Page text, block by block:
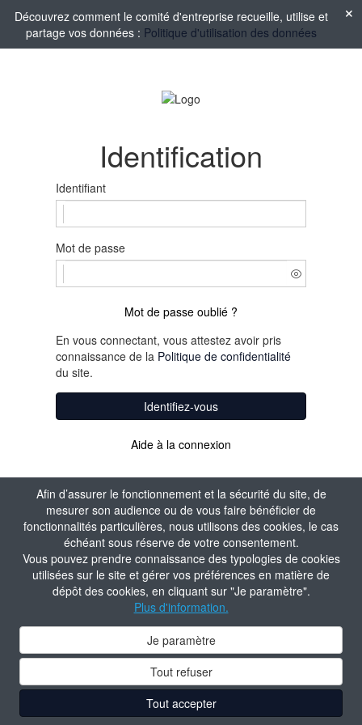
Afin d’assurer le fonctionnement et la sécurité du site, de
mesurer son audience ou de vous faire bénéficier de
fonctionnalités particulières, nous utilisons des cookies, le cas
échéant sous réserve de votre consentement.
Vous pouvez prendre connaissance des typologies de cookies
utilisées sur le site et gérer vos préférences en matière de
dépôt des cookies, en cliquant sur "Je paramètre".
Plus d'information.
Je paramètre
Tout refuser
Tout accepter
Découvrez comment le comité d'entreprise recueille, utilise et
partage vos données : Politique d'utilisation des données
Identification
Identifiant
Mot de passe
Mot de passe oublié ?
En vous connectant, vous attestez avoir pris
connaissance de la Politique de confidentialité
du site.
Identifiez-vous
Aide à la connexion